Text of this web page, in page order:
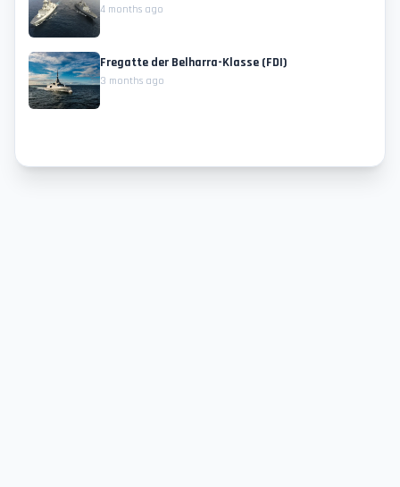
4 months ago
Fregatte der Belharra-Klasse (FDI)
3 months ago